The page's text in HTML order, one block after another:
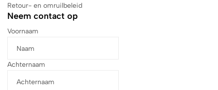
Retour- en omruilbeleid
Neem contact op
Voornaam
Achternaam